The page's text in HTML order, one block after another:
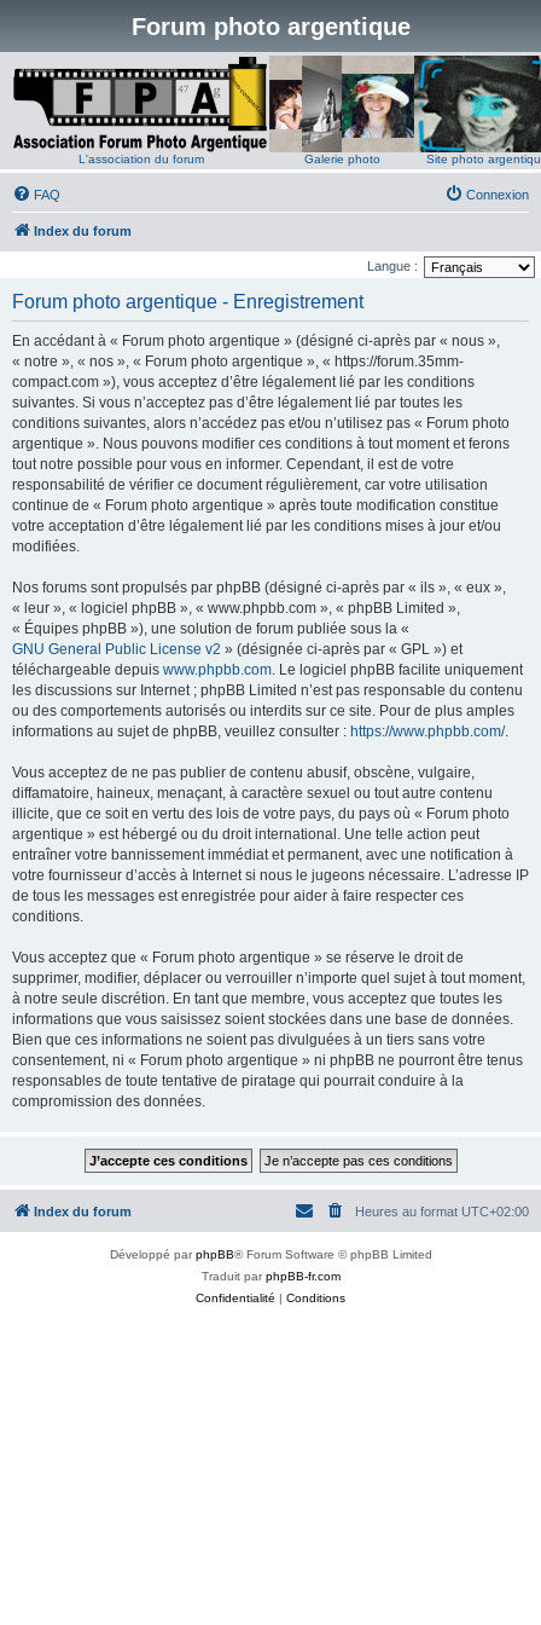
Forum photo argentique
L'association du forum Galerie photo Site photo
FAQ Connexion
Index du forum
Langue :
Forum photo argentique - Enregistrement
En accédant à « Forum photo argentique » (désigné ci-après par « nous »,
« notre », « nos », « Forum photo argentique », « https://forum.35mm-
compact.com »), vous acceptez d’être légalement lié par les conditions
suivantes. Si vous n’acceptez pas d’être légalement lié par toutes les
conditions suivantes, alors n’accédez pas et/ou n’utilisez pas « Forum photo
argentique ». Nous pouvons modifier ces conditions à tout moment et ferons
tout notre possible pour vous en informer. Cependant, il est de votre
responsabilité de vérifier ce document régulièrement, car votre utilisation
continue de « Forum photo argentique » après toute modification constitue
votre acceptation d’être légalement lié par les conditions mises à jour et/ou
modifiées.
Nos forums sont propulsés par phpBB (désigné ci-après par « ils », « eux »,
« leur », « logiciel phpBB », « www.phpbb.com », « phpBB Limited »,
« Équipes phpBB »), une solution de forum publiée sous la «
GNU General Public License v2 » (désignée ci-après par « GPL ») et
téléchargeable depuis www.phpbb.com. Le logiciel phpBB facilite uniquement
les discussions sur Internet ; phpBB Limited n’est pas responsable du contenu
ou des comportements autorisés ou interdits sur ce site. Pour de plus amples
informations au sujet de phpBB, veuillez consulter : https://www.phpbb.com/.
Vous acceptez de ne pas publier de contenu abusif, obscène, vulgaire,
diffamatoire, haineux, menaçant, à caractère sexuel ou tout autre contenu
illicite, que ce soit en vertu des lois de votre pays, du pays où « Forum photo
argentique » est hébergé ou du droit international. Une telle action peut
entraîner votre bannissement immédiat et permanent, avec une notification à
votre fournisseur d’accès à Internet si nous le jugeons nécessaire. L’adresse IP
de tous les messages est enregistrée pour aider à faire respecter ces
conditions.
Vous acceptez que « Forum photo argentique » se réserve le droit de
supprimer, modifier, déplacer ou verrouiller n’importe quel sujet à tout moment,
à notre seule discrétion. En tant que membre, vous acceptez que toutes les
informations que vous saisissez soient stockées dans une base de données.
Bien que ces informations ne soient pas divulguées à un tiers sans votre
consentement, ni « Forum photo argentique » ni phpBB ne pourront être tenus
responsables de toute tentative de piratage qui pourrait conduire à la
compromission des données.
Index du forum Heures au format UTC+02:00
Développé parphpBB® Forum Software © phpBB Limited
Traduit parphpBB-fr.com
Confidentialité | Conditions